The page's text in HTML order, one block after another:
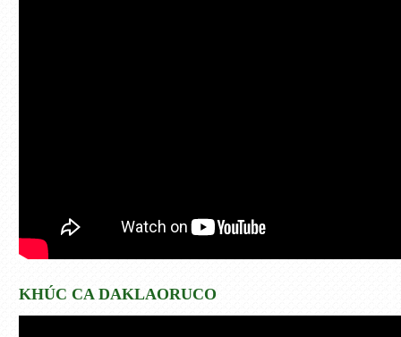
KHÚC CA DAKLAORUCO